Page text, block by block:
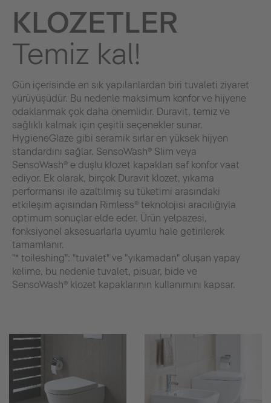
KLOZETLER
Temiz kal!
Gün içerisinde en sık yapılanlardan biri tuvaleti ziyaret
yürüyüşüdür. Bu nedenle maksimum konfor ve hijyene
odaklanmak çok daha önemlidir. Duravit, temiz ve
sağlıklı kalmak için çeşitli seçenekler sunar.
HygieneGlaze gibi seramik sırlar en yüksek hijyen
standardını sağlar. SensoWash® Slim veya
SensoWash® e duşlu klozet kapakları saf konfor vaat
ediyor. Ek olarak, birçok Duravit klozet, yıkama
performansı ile azaltılmış su tüketimi arasındaki
etkileşim açısından Rimless® teknolojisi aracılığıyla
optimum sonuçlar elde eder. Ürün yelpazesi,
fonksiyonel aksesuarlarla uyumlu hale getirilerek
tamamlanır.
"* toileshing": "tuvalet" ve "yıkamadan" oluşan yapay
kelime, bu nedenle tuvalet, pisuar, bide ve
SensoWash® klozet kapaklarının kullanımını kapsar.